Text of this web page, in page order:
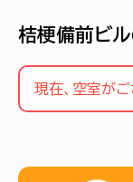
桔梗備前ビ
現在、空室がご